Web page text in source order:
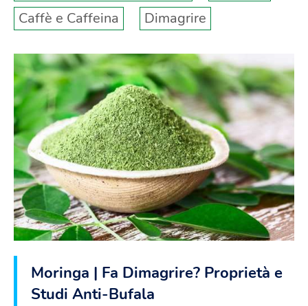
Caffè e Caffeina
Dimagrire
Moringa | Fa Dimagrire? Proprietà e
Studi Anti-Bufala